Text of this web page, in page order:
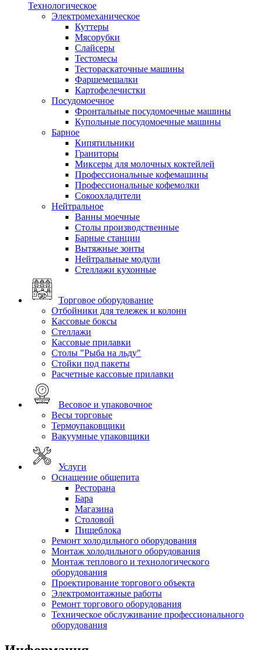
Технологическое
Электромеханическое
Куттеры
Мясорубки
Слайсеры
Тестомесы
Тестораскаточные машины
Фаршемешалки
Картофелечистки
Посудомоечное
Фронтальные посудомоечные машины
Купольные посудомоечные машины
Барное
Кипятильники
Граниторы
Миксеры для молочных коктейлей
Профессиональные кофемашины
Профессиональные кофемолки
Сокоохладители
Нейтральное
Ванны моечные
Столы производственные
Барные станции
Вытяжные зонты
Нейтральные модули
Стеллажи кухонные
Торговое оборудование
Отбойники для тележек и колонн
Кассовые боксы
Стеллажи
Кассовые прилавки
Столы "Рыба на льду"
Стойки под пакеты
Расчетные кассовые прилавки
Весовое и упаковочное
Весы торговые
Термоупаковщики
Вакуумные упаковщики
Услуги
Оснащение общепита
Ресторана
Бара
Магазина
Столовой
Пищеблока
Ремонт холодильного оборудования
Монтаж холодильного оборудования
Монтаж теплового и технологического
оборудования
Проектирование торгового объекта
Электромонтажные работы
Ремонт торгового оборудования
Техническое обслуживание профессионального
оборудования